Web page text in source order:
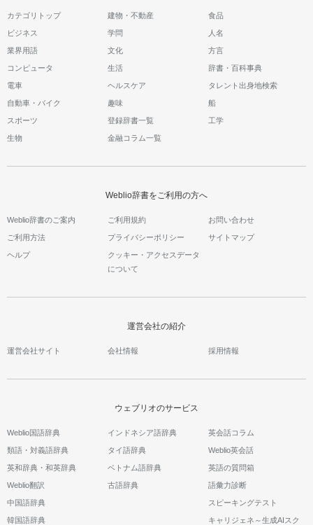
カテゴリトップ 建物・不動産 食品
ビジネス 学問 人名
業界用語 文化 方言
コンピュータ 生活 辞書・百科事典
電車 ヘルスケア タレント出身地検索
自動車・バイク 趣味 船
スポーツ 登録辞書一覧 工学
生物 金融コラム一覧
Weblio辞書をご利用の方へ
Weblio辞書のご案内 ご利用規約 お問い合わせ
ご利用方法 プライバシーポリシー サイトマップ
ヘルプ
クッキー・アクセスデータ
について
運営会社の紹介
運営会社サイト 会社情報 採用情報
ウェブリオのサービス
Weblio国語辞典
類語・対義語辞典
英和辞典・和英辞典
Weblio翻訳
中国語辞典
韓国語辞典
インドネシア語辞典
タイ語辞典
ベトナム語辞典
古語辞典
英会話コラム
Weblio英会話
英語の質問箱
語彙力診断
スピーキングテスト
キャリジェネ～生成AIスク